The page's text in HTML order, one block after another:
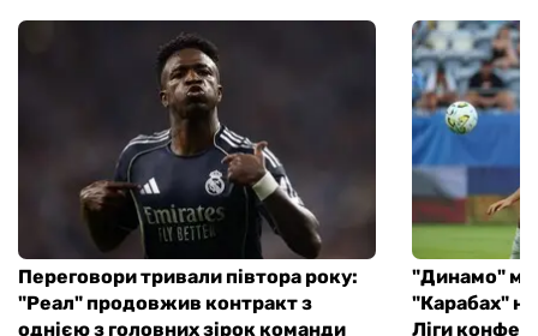
Переговори тривали півтора року:
"Реал" продовжив контракт з
однією з головних зірок команди
"Динамо"
"Карабах" на
Ліги